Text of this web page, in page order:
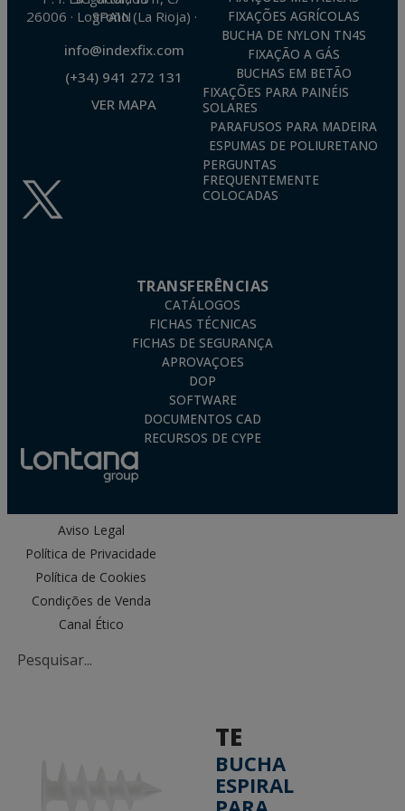
26006 · Logroño (La Rioja) · SPAIN
info@indexfix.com
(+34) 941 272 131
VER MAPA
FIXAÇÕES AGRÍCOLAS
BUCHA DE NYLON TN4S
FIXAÇÃO A GÁS
BUCHAS EM BETÃO
FIXAÇÕES PARA PAINÉIS
SOLARES
PARAFUSOS PARA MADEIRA
ESPUMAS DE POLIURETANO
PERGUNTAS
FREQUENTEMENTE
COLOCADAS
TRANSFERÊNCIAS
CATÁLOGOS
FICHAS TÉCNICAS
FICHAS DE SEGURANÇA
APROVAÇOES
DOP
SOFTWARE
DOCUMENTOS CAD
RECURSOS DE CYPE
Aviso Legal
Política de Privacidade
Política de Cookies
Condições de Venda
Canal Ético
TE
BUCHA
ESPIRAL